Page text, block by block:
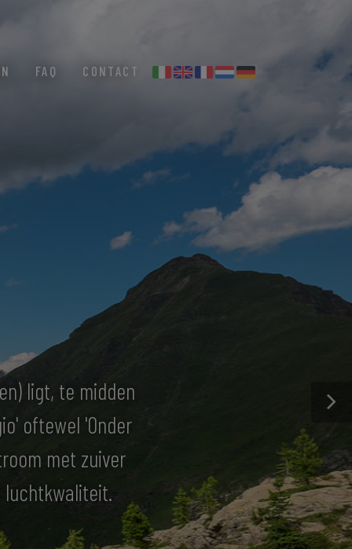
FAQ CONTACT
ligt, te midden
oftewel 'Onder
met zuiver
luchtkwaliteit.